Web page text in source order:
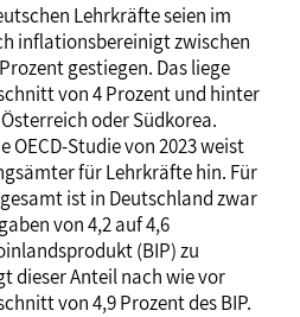
Lehrkräfte seien im
inflationsbereinigt zwischen
gestiegen. Das liege
von 4 Prozent und hinter
oder Südkorea.
OECD-Studie von 2023 weist
für Lehrkräfte hin. Für
ist in Deutschland zwar
von 4,2 auf 4,6
(BIP) zu
dieser Anteil nach wie vor
von 4,9 Prozent des BIP.